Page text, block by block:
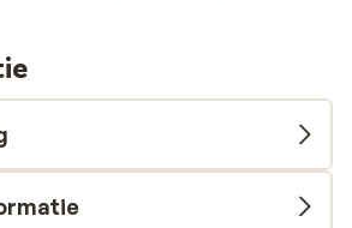
kamers waar je heerlijk in kunt
mooi zwembad met een jacuzzi.
er een apart kinderbad en een
wegdromen op het terras
genieten van de zon gaat je vast
ervan!